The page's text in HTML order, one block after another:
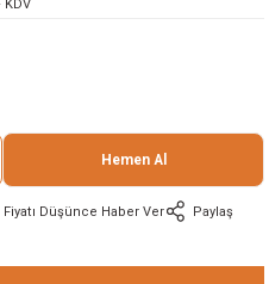
KDV
Hemen Al
Fiyatı Düşünce Haber Ver Paylaş